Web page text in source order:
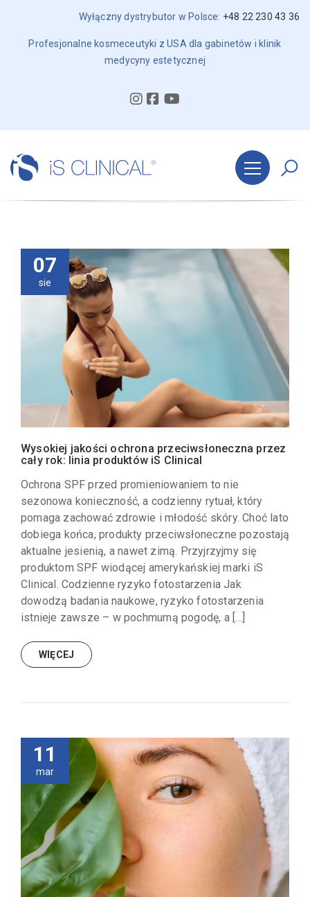
Wyłączny dystrybutor w Polsce: +48 22 230 43 36
Profesjonalne kosmeceutyki z USA dla gabinetów i klinik
medycyny estetycznej
07
sie
Wysokiej jakości ochrona przeciwsłoneczna przez
cały rok: linia produktów iS Clinical
Ochrona SPF przed promieniowaniem to nie
sezonowa konieczność, a codzienny rytuał, który
pomaga zachować zdrowie i młodość skóry. Choć lato
dobiega końca, produkty przeciwsłoneczne pozostają
aktualne jesienią, a nawet zimą. Przyjrzyjmy się
produktom SPF wiodącej amerykańskiej marki iS
Clinical. Codzienne ryzyko fotostarzenia Jak
dowodzą badania naukowe, ryzyko fotostarzenia
istnieje zawsze – w pochmurną pogodę, a […]
WIĘCEJ
11
mar